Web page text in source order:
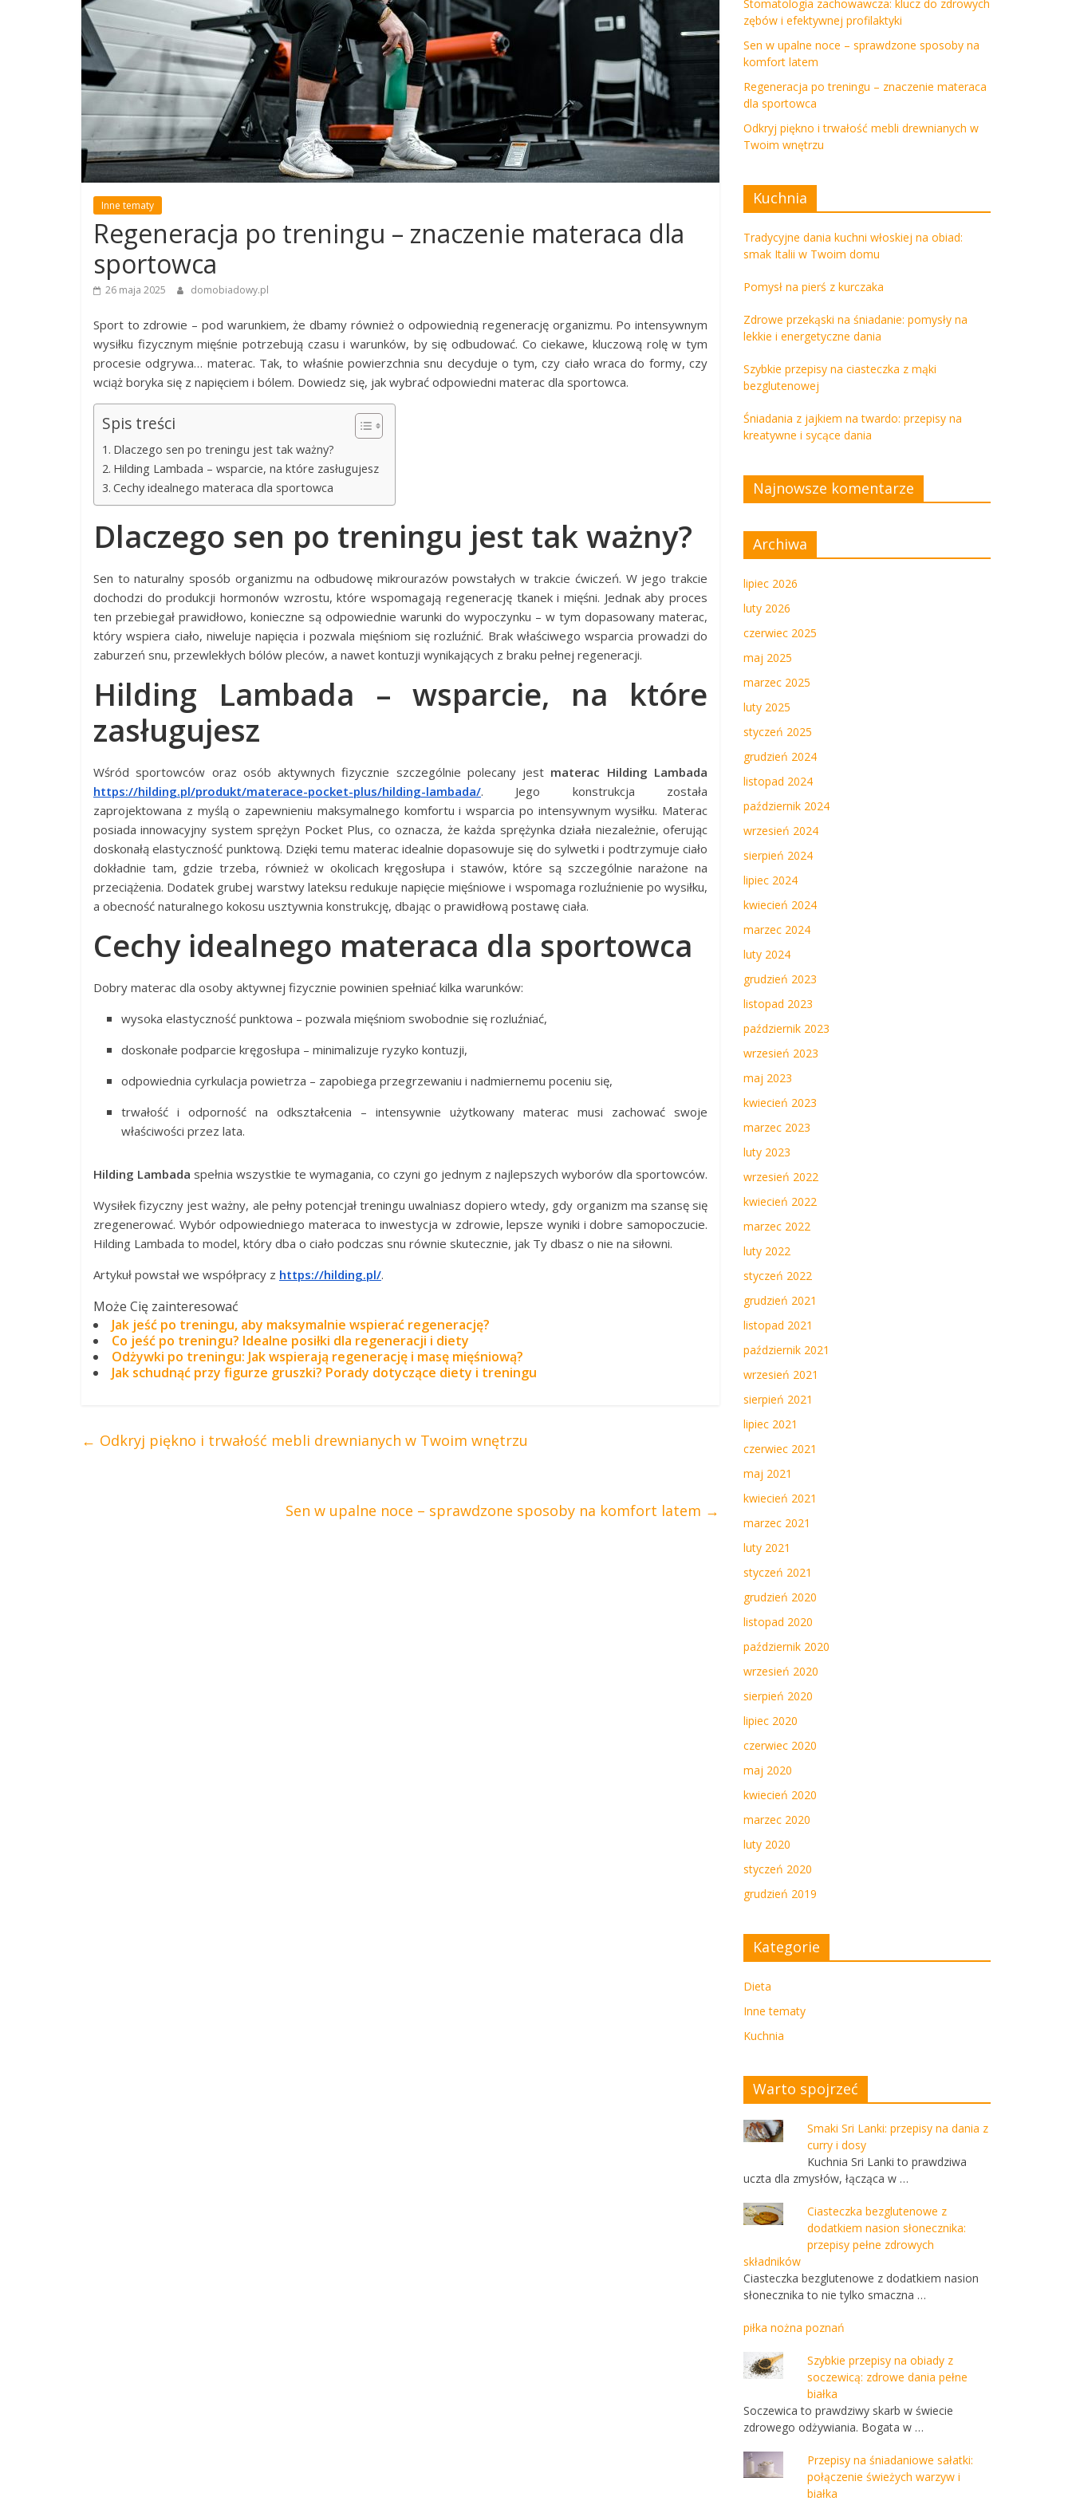
Inne tematy
Regeneracja po treningu – znaczenie materaca dla
sportowca
26 maja 2025 domobiadowy.pl
Sport to zdrowie – pod warunkiem, że dbamy również o odpowiednią regenerację organizmu. Po intensywnym
wysiłku fizycznym mięśnie potrzebują czasu i warunków, by się odbudować. Co ciekawe, kluczową rolę w tym
procesie odgrywa… materac. Tak, to właśnie powierzchnia snu decyduje o tym, czy ciało wraca do formy, czy
wciąż boryka się z napięciem i bólem. Dowiedz się, jak wybrać odpowiedni materac dla sportowca.
Spis treści
Dlaczego sen po treningu jest tak ważny?
Hilding Lambada – wsparcie, na które zasługujesz
Cechy idealnego materaca dla sportowca
Dlaczego sen po treningu jest tak ważny?
Sen to naturalny sposób organizmu na odbudowę mikrourazów powstałych w trakcie ćwiczeń. W jego trakcie
dochodzi do produkcji hormonów wzrostu, które wspomagają regenerację tkanek i mięśni. Jednak aby proces
ten przebiegał prawidłowo, konieczne są odpowiednie warunki do wypoczynku – w tym dopasowany materac,
który wspiera ciało, niweluje napięcia i pozwala mięśniom się rozluźnić. Brak właściwego wsparcia prowadzi do
zaburzeń snu, przewlekłych bólów pleców, a nawet kontuzji wynikających z braku pełnej regeneracji.
Hilding Lambada – wsparcie, na które
zasługujesz
Wśród sportowców oraz osób aktywnych fizycznie szczególnie polecany jest materac Hilding Lambada
https://hilding.pl/produkt/materace-pocket-plus/hilding-lambada/. Jego konstrukcja została
zaprojektowana z myślą o zapewnieniu maksymalnego komfortu i wsparcia po intensywnym wysiłku. Materac
posiada innowacyjny system sprężyn Pocket Plus, co oznacza, że każda sprężynka działa niezależnie, oferując
doskonałą elastyczność punktową. Dzięki temu materac idealnie dopasowuje się do sylwetki i podtrzymuje ciało
dokładnie tam, gdzie trzeba, również w okolicach kręgosłupa i stawów, które są szczególnie narażone na
przeciążenia. Dodatek grubej warstwy lateksu redukuje napięcie mięśniowe i wspomaga rozluźnienie po wysiłku,
a obecność naturalnego kokosu usztywnia konstrukcję, dbając o prawidłową postawę ciała.
Cechy idealnego materaca dla sportowca
Dobry materac dla osoby aktywnej fizycznie powinien spełniać kilka warunków:
wysoka elastyczność punktowa – pozwala mięśniom swobodnie się rozluźniać,
doskonałe podparcie kręgosłupa – minimalizuje ryzyko kontuzji,
odpowiednia cyrkulacja powietrza – zapobiega przegrzewaniu i nadmiernemu poceniu się,
trwałość i odporność na odkształcenia – intensywnie użytkowany materac musi zachować swoje
właściwości przez lata.
Hilding Lambada spełnia wszystkie te wymagania, co czyni go jednym z najlepszych wyborów dla sportowców.
Wysiłek fizyczny jest ważny, ale pełny potencjał treningu uwalniasz dopiero wtedy, gdy organizm ma szansę się
zregenerować. Wybór odpowiedniego materaca to inwestycja w zdrowie, lepsze wyniki i dobre samopoczucie.
Hilding Lambada to model, który dba o ciało podczas snu równie skutecznie, jak Ty dbasz o nie na siłowni.
Artykuł powstał we współpracy z https://hilding.pl/.
Może Cię zainteresować
Jak jeść po treningu, aby maksymalnie wspierać regenerację?
Co jeść po treningu? Idealne posiłki dla regeneracji i diety
Odżywki po treningu: Jak wspierają regenerację i masę mięśniową?
Jak schudnąć przy figurze gruszki? Porady dotyczące diety i treningu
← Odkryj piękno i trwałość mebli drewnianych w Twoim wnętrzu
Sen w upalne noce – sprawdzone sposoby na komfort latem →
Stomatologia zachowawcza: klucz do zdrowych
zębów i efektywnej profilaktyki
Sen w upalne noce – sprawdzone sposoby na
komfort latem
Regeneracja po treningu – znaczenie materaca
dla sportowca
Odkryj piękno i trwałość mebli drewnianych w
Twoim wnętrzu
Kuchnia
Tradycyjne dania kuchni włoskiej na obiad:
smak Italii w Twoim domu
Pomysł na pierś z kurczaka
Zdrowe przekąski na śniadanie: pomysły na
lekkie i energetyczne dania
Szybkie przepisy na ciasteczka z mąki
bezglutenowej
Śniadania z jajkiem na twardo: przepisy na
kreatywne i sycące dania
Najnowsze komentarze
Archiwa
lipiec 2026
luty 2026
czerwiec 2025
maj 2025
marzec 2025
luty 2025
styczeń 2025
grudzień 2024
listopad 2024
październik 2024
wrzesień 2024
sierpień 2024
lipiec 2024
kwiecień 2024
marzec 2024
luty 2024
grudzień 2023
listopad 2023
październik 2023
wrzesień 2023
maj 2023
kwiecień 2023
marzec 2023
luty 2023
wrzesień 2022
kwiecień 2022
marzec 2022
luty 2022
styczeń 2022
grudzień 2021
listopad 2021
październik 2021
wrzesień 2021
sierpień 2021
lipiec 2021
czerwiec 2021
maj 2021
kwiecień 2021
marzec 2021
luty 2021
styczeń 2021
grudzień 2020
listopad 2020
październik 2020
wrzesień 2020
sierpień 2020
lipiec 2020
czerwiec 2020
maj 2020
kwiecień 2020
marzec 2020
luty 2020
styczeń 2020
grudzień 2019
Kategorie
Dieta
Inne tematy
Kuchnia
Warto spojrzeć
Smaki Sri Lanki: przepisy na dania z
curry i dosy
Kuchnia Sri Lanki to prawdziwa
uczta dla zmysłów, łącząca w …
Ciasteczka bezglutenowe z
dodatkiem nasion słonecznika:
przepisy pełne zdrowych
składników
Ciasteczka bezglutenowe z dodatkiem nasion
słonecznika to nie tylko smaczna …
piłka nożna poznań
Szybkie przepisy na obiady z
soczewicą: zdrowe dania pełne
białka
Soczewica to prawdziwy skarb w świecie
zdrowego odżywiania. Bogata w …
Przepisy na śniadaniowe sałatki:
połączenie świeżych warzyw i
białka